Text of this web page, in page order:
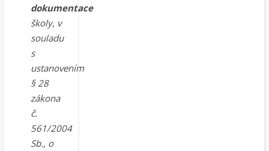
dokumentace
školy, v
souladu
s
ustanovením
§ 28
zákona
č.
561/2004
Sb., o